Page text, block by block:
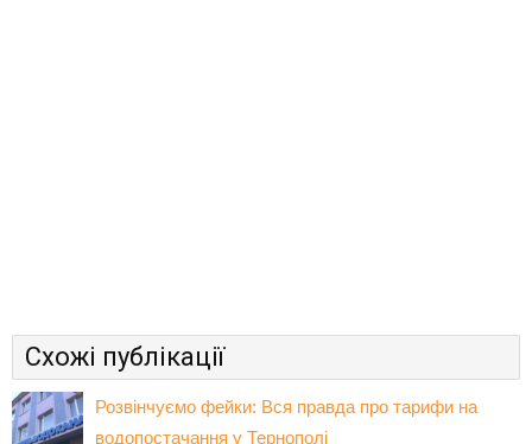
Схожі публікації
Розвінчуємо фейки: Вся правда про тарифи на
водопостачання у Тернополі